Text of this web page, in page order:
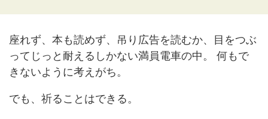
座れず、本も読めず、吊り広告を読むか、目をつぶ
ってじっと耐えるしかない満員電車の中。 何もで
きないように考えがち。
でも、祈ることはできる。